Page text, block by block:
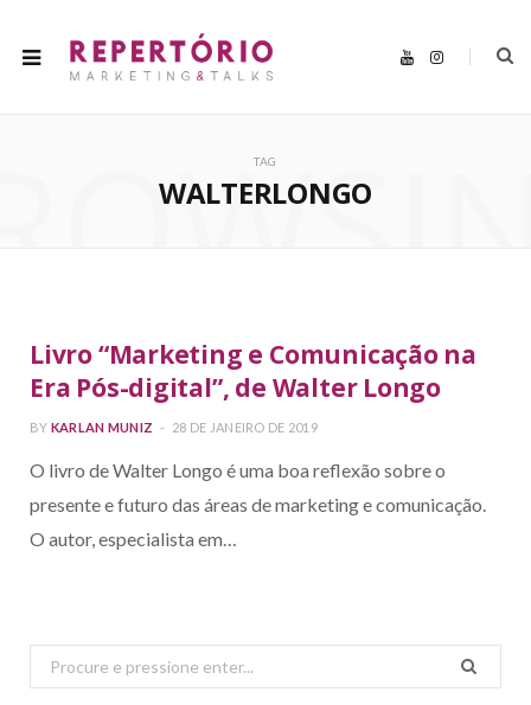
Y
u
I
a
TAG
WALTERLONGO
Livro “Marketing e Comunicação na
Era Pós-digital”, de Walter Longo
BY KARLAN MUNIZ 28 DE JANEIRO DE 2019
O livro de Walter Longo é uma boa reflexão sobre o
presente e futuro das áreas de marketing e comunicação.
O autor, especialista em…
Search
for: